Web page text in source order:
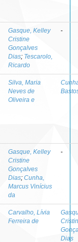
Gasque, Kelley
Cristine
Gonçalves
Dias; Tescarolo,
Ricardo
-
Silva, Maria
Neves de
Oliveira e
Gasque, Kelley
Cristine
Gonçalves
Dias; Cunha,
Marcus Vinícius
da
-
Carvalho, Lívia
Ferreira de
Dias